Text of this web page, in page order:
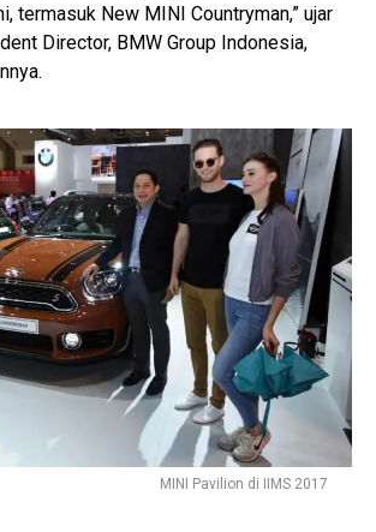
termasuk New MINI Countryman,” ujar
Director, BMW Group Indonesia,
MINI Pavilion di IIMS 2017